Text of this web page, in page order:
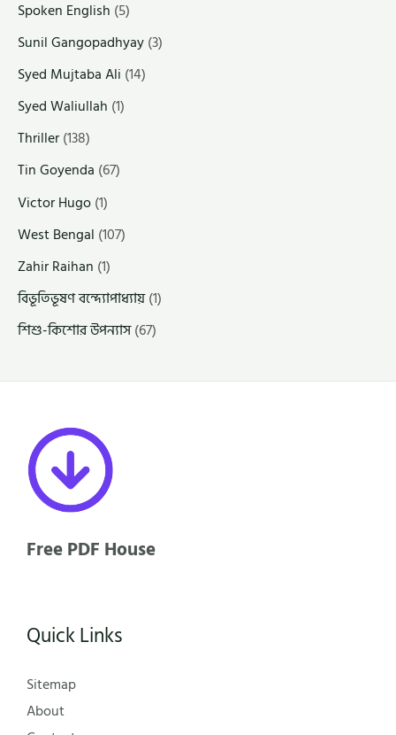
Spoken English (5)
Sunil Gangopadhyay(3)
Syed Mujtaba Ali (14)
Syed Waliullah (1)
Thriller(138)
Tin Goyenda (67)
Victor Hugo(1)
West Bengal (107)
Zahir Raihan (1)
বিভূতিভূষণ বন্দ্যোপাধ্যায়(1)
শিশু-কিশোর উপন্যাস(67)
Free PDF House
Quick Links
Sitemap
About